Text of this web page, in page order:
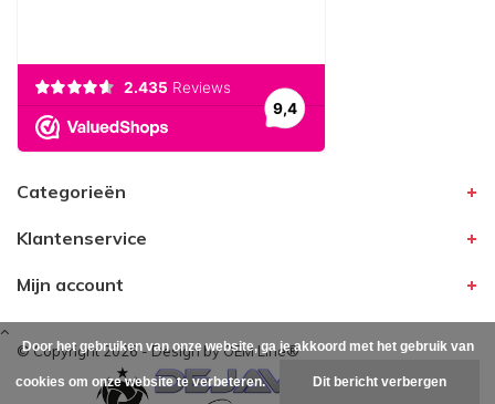
Categorieën
Klantenservice
Mijn account
© Copyright 2026 - Design byOEM Line®
Door het gebruiken van onze website, ga je akkoord met het gebruik van
cookies om onze website te verbeteren. Dit bericht verbergen